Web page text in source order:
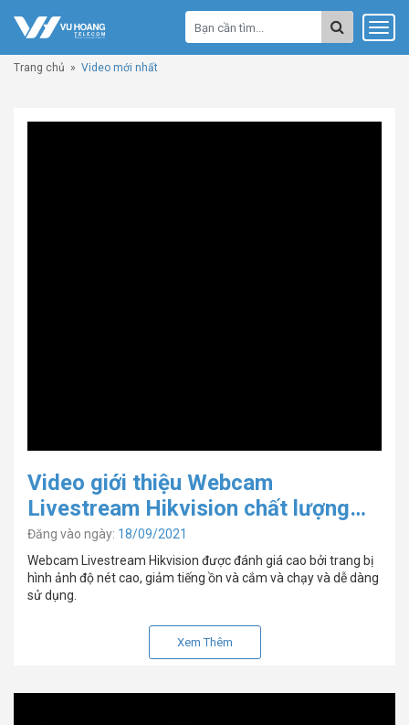
Trang chủ » Video mới nhất
Video giới thiệu Webcam
Livestream Hikvision chất lượng
cao
Đăng vào ngày: 18/09/2021
Webcam Livestream Hikvision được đánh giá cao bởi trang bị
hình ảnh độ nét cao, giảm tiếng ồn và cắm và chạy và dễ dàng
sử dụng.
Xem Thêm